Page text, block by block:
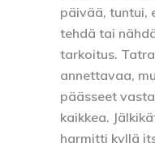
päivää, tuntui,
tehdä tai
tarkoitus.
annettavaa,
päässeet
kaikkea.
harmitti kyllä